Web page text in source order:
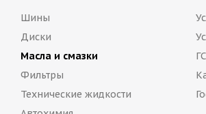
Шины
Диски
Масла и смазки
Фильтры
Технические жидкости